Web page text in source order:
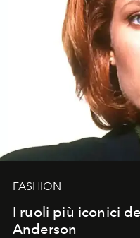
FASHION
I ruoli più iconici
Anderson